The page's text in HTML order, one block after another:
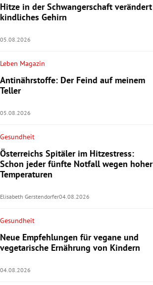
Hitze in der Schwangerschaft verändert
kindliches Gehirn
05.08.2026
Leben Magazin
Antinährstoffe: Der Feind auf meinem
Teller
05.08.2026
Gesundheit
Österreichs Spitäler im Hitzestress:
Schon jeder fünfte Notfall wegen hoher
Temperaturen
Elisabeth Gerstendorfer04.08.2026
Gesundheit
Neue Empfehlungen für vegane und
vegetarische Ernährung von Kindern
04.08.2026